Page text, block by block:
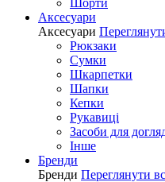
Шорти
Аксесуари
Аксесуари
Рюкзаки
Сумки
Шкарпетки
Шапки
Кепки
Рукавиці
Засоби для
Інше
Бренди
Бренди Переглянути